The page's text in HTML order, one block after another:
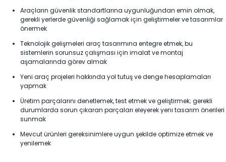
Araçların güvenlik standartlarına uygunluğundan emin olmak,
gerekli yerlerde güvenliği sağlamak için geliştirmeler ve tasarımlar
önermek
Teknolojik gelişmeleri araç tasarımına entegre etmek, bu
sistemlerin sorunsuz çalışması için imalat ve montaj
aşamalarında görev almak
Yeni araç projeleri hakkında yol tutuş ve denge hesaplamaları
yapmak
Üretim parçalarını denetlemek, test etmek ve geliştirmek; gerekli
durumlarda sorun çıkaran parçaları eleyerek yeni tasarım önerileri
sunmak
Mevcut ürünleri gereksinimlere uygun şekilde optimize etmek ve
yenilemek